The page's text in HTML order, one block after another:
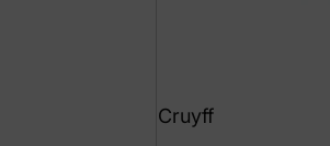
Cruyff